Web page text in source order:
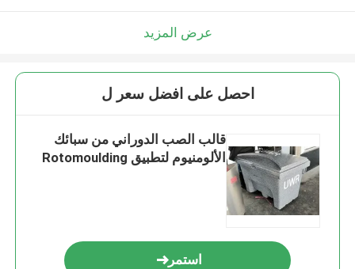
عرض المزيد
احصل على افضل سعر ل
قالب الصب الدوراني من سبائك
الألومنيوم لتطبيق Rotomoulding
استمر